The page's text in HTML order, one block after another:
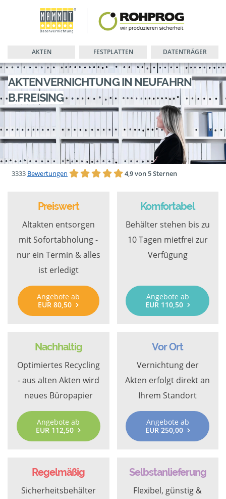
AKTEN FESTPLATTEN DATENTRÄGER
AKTENVERNICHTUNG IN NEUFAHRN
B.FREISING
3333 Bewertungen 4,9 von 5 Sternen
Preiswert
Altakten entsorgen
mit Sofortabholung -
nur ein Termin & alles
ist erledigt
Angebote ab
EUR 80,50
Komfortabel
Behälter stehen bis zu
10 Tagen mietfrei zur
Verfügung
Angebote ab
EUR 110,50
Nachhaltig
Optimiertes Recycling
- aus alten Akten wird
neues Büropapier
Angebote ab
EUR 112,50
Vor Ort
Vernichtung der
Akten erfolgt direkt an
Ihrem Standort
Angebote ab
EUR 250,00
Regelmäßig
Sicherheitsbehälter
Selbstanlieferung
Flexibel, günstig &